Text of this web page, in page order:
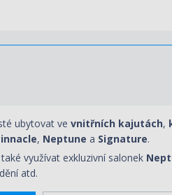
ubytovat ve vnitřních kajutách,
, Neptune a Signature.
využívat exkluzivní salonek
atd.